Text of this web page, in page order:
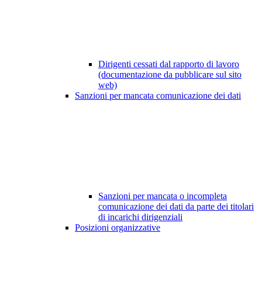
Dirigenti cessati dal rapporto di lavoro
(documentazione da pubblicare sul sito
web)
Sanzioni per mancata comunicazione dei dati
Sanzioni per mancata o incompleta
comunicazione dei dati da parte dei titolari
di incarichi dirigenziali
Posizioni organizzative